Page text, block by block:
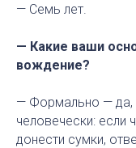
— Семь лет.
— Какие ваши
вождение?
— Формально — да,
человечески: если
донести сумки,